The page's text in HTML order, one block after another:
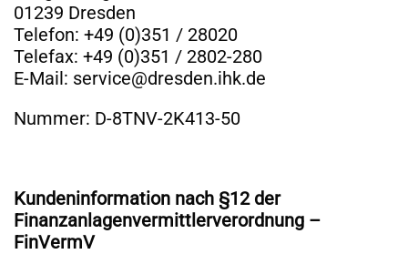
01239 Dresden
Telefon: +49 (0)351 / 28020
Telefax: +49 (0)351 / 2802-280
E-Mail: service@dresden.ihk.de
Nummer: D-8TNV-2K413-50
Kundeninformation nach §12 der
Finanzanlagenvermittlerverordnung –
FinVermV